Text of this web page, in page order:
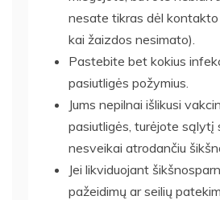
nesate tikras dėl
kai žaizdos nesimato).
Pastebite bet kokius
pasiutligės požymius.
Jums nepilnai išlikusi
pasiutligės, turėjote sąlytį
nesveikai atrodančiu
Jei likviduojant
pažeidimų ar seilių